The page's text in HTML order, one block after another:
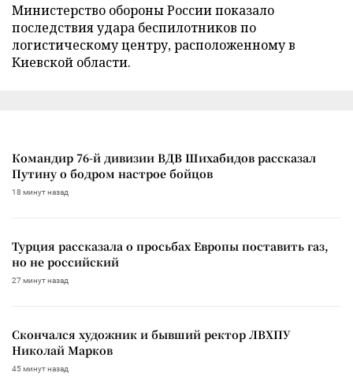
Министерство обороны России показало
последствия удара беспилотников по
логистическому центру, расположенному в
Киевской области.
Командир 76-й дивизии ВДВ Шихабидов рассказал
Путину о бодром настрое бойцов
18 минут назад
Турция рассказала о просьбах Европы поставить газ,
но не российский
27 минут назад
Скончался художник и бывший ректор ЛВХПУ
Николай Марков
45 минут назад